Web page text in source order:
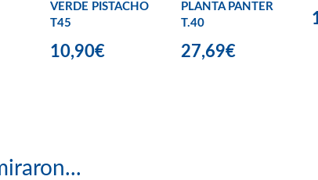
VERDE PISTACHO
T45
10,90€
PLANTA PANTER
T.40
27,69€